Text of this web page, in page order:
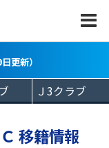
更新）
移籍情報